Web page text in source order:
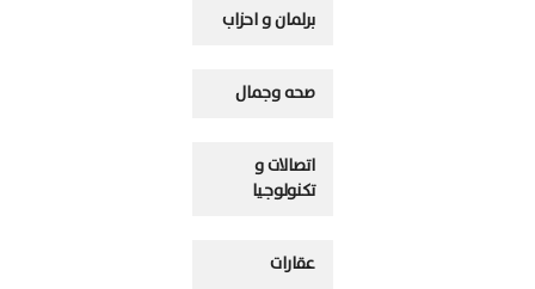
برلمان و احزاب
صحه وجمال
اتصالات و
تكنولوجيا
عقارات